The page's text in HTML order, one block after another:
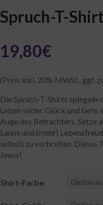
Spruch-T-
19,80€
(Preis inkl. 20% MWSt., ggf.
Die Spruch-T-Shirts spiegeln
Leben wider. Glück und
Auge des Betrachters. Setze
Laune und (mehr)
selbst) zu verbreiten. Dieses
Jeans!
Shirt-Farbe